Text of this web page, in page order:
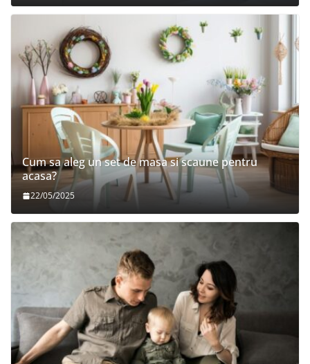
Cum sa aleg un set de masa si scaune pentru
acasa?
22/05/2025